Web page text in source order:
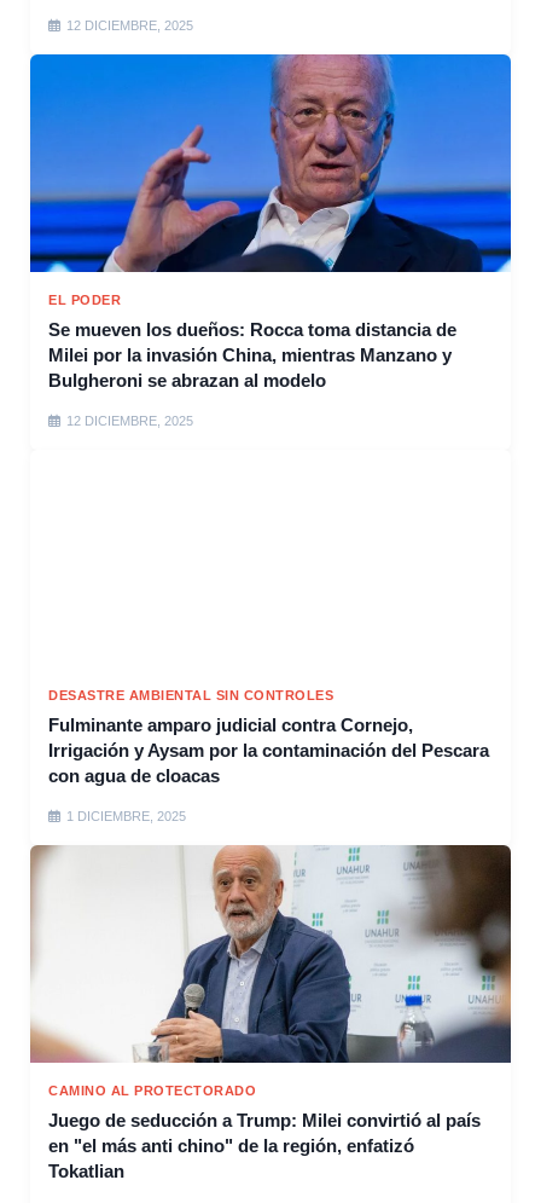
12 DICIEMBRE, 2025
EL PODER
Se mueven los dueños: Rocca toma distancia de
Milei por la invasión China, mientras Manzano y
Bulgheroni se abrazan al modelo
12 DICIEMBRE, 2025
DESASTRE AMBIENTAL SIN CONTROLES
Fulminante amparo judicial contra Cornejo,
Irrigación y Aysam por la contaminación del Pescara
con agua de cloacas
1 DICIEMBRE, 2025
CAMINO AL PROTECTORADO
Juego de seducción a Trump: Milei convirtió al país
en "el más anti chino" de la región, enfatizó
Tokatlian